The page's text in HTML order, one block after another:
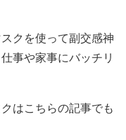
クを使って副交感神
事や家事にバッチリ
はこちらの記事でも